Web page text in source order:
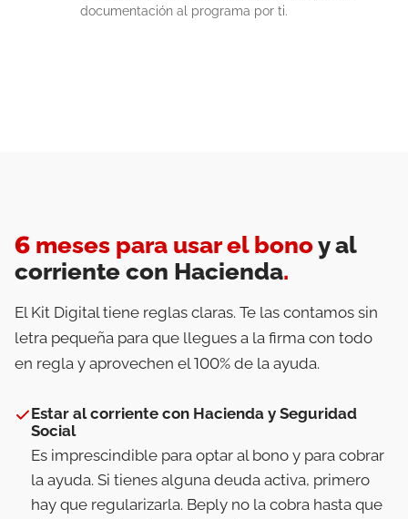
documentación al programa por ti.
6 meses para usar el bonoy al
corriente con Hacienda.
El Kit Digital tiene reglas claras. Te las contamos sin
letra pequeña para que llegues a la firma con todo
en regla y aprovechen el 100% de la ayuda.
Estar al corriente con Hacienda y Seguridad
Social
Es imprescindible para optar al bono y para cobrar
la ayuda. Si tienes alguna deuda activa, primero
hay que regularizarla. Beply no la cobra hasta que